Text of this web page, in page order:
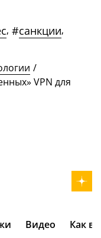
, #санкции,
/
VPN для
Видео Как